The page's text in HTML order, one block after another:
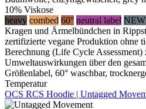
10% Viskose
heavy combed 60° neutral label
Kragen und Ärmelbündchen in
zertifizierte vegane Produktion ohne
Berechnung (Life Cycle
Umweltauswirkungen über den
Größenlabel, 60° waschbar,
Temperatur
OCS RCS Hoodie | Untagged